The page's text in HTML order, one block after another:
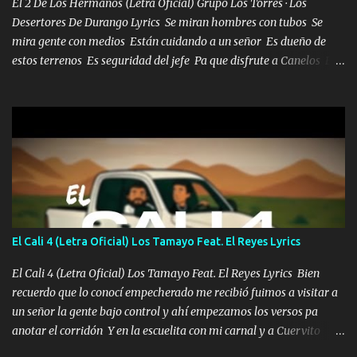
El 2 De Los Hermanos (Letra Oficial) Grupo Los Torres · Los
Desertores De Durango Lyrics Se miran hombres con tubos Se
mira gente con medios Están cuidando a un señor Es dueño de
estos terrenos Es seguridad del jefe Pa que disfrute a Canelos Es
ni tampoco las mujeres porque es platica de grandes por eso hay
que estar alegres doy las instrucciones para atender los deberes
Música Si es que salta algún problema de confianza tengo gente
ahí está el Hombre Cuarenta y también Pariente 7 arreglan
cualquier problema no más es cuestión que ordené NOS HACE
FALTA UN HERMANO DE CLAVE ERA EL 24 SIEMPRE FUE UN
HOMBRE VALIENTE POR ALGO M'URIÓ PELEAND0 SIEMPRE
VIO POR LA FAMILIA PARA QUE SIGA EL LEGADO Es el DOS de
los HERMANOS un cerebro inteligente y com...
El Cali 4 (Letra Oficial) Los Tamayo Feat. El Reyes Lyrics
El Cali 4 (Letra Oficial) Los Tamayo Feat. El Reyes Lyrics Bien
recuerdo que lo conocí empecherado me recibió fuimos a visitar a
un señor la gente bajo control y ahí empezamos los versos pa
anotar el corridón Y en la escuelita con mi carnal y a Cuervito